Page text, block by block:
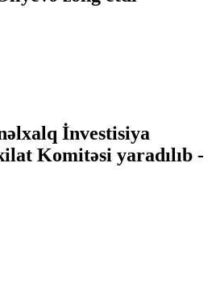
İnvestisiya
Komitəsi yaradılıb -